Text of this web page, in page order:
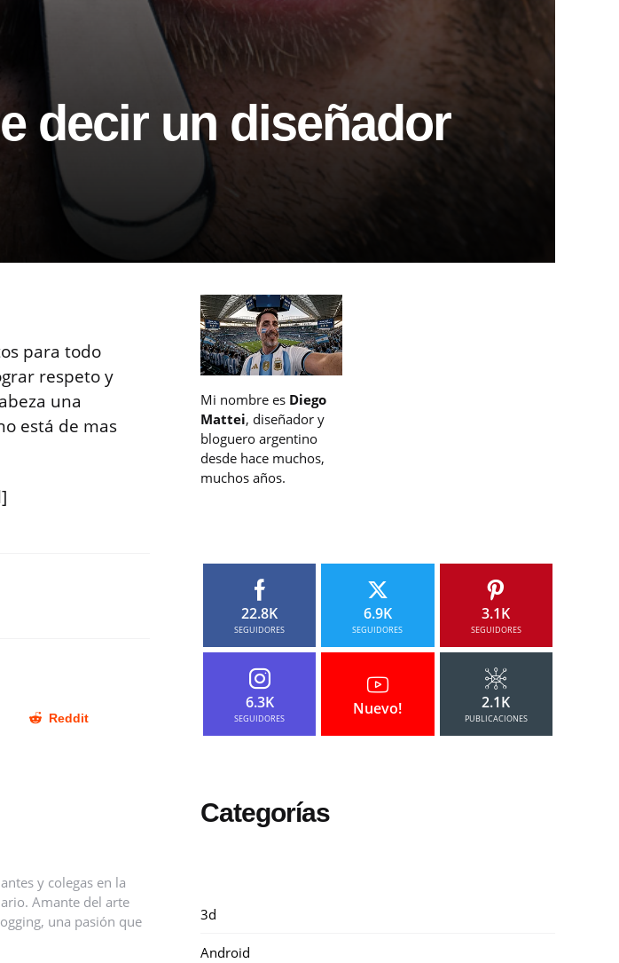
decir un diseñador
para todo
respeto y
una
está de mas
Reddit
y colegas en la
Amante del arte
una pasión que
Mi nombre es Diego
Mattei, diseñador y
bloguero argentino
desde hace muchos,
muchos años.
22.8K
SEGUIDORES
6.9K
SEGUIDORES
3.1K
SEGUIDORES
6.3K
SEGUIDORES
Nuevo! 2.1K
PUBLICACIONES
Categorías
3d
Android